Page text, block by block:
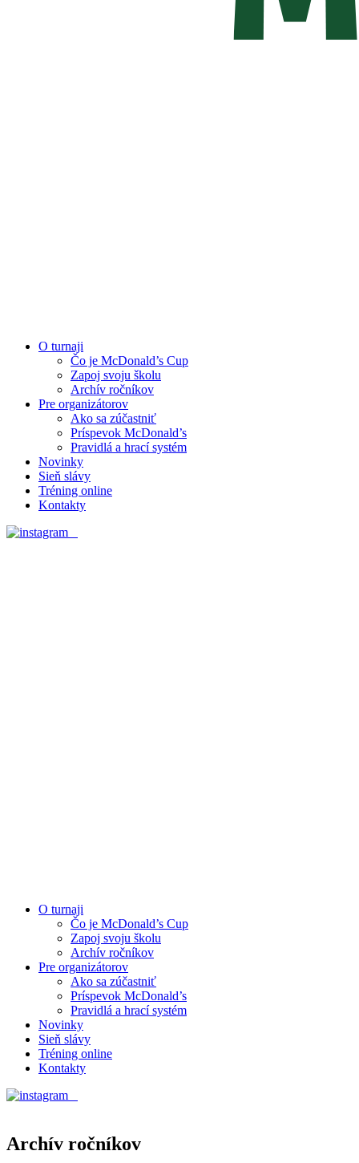
O turnaji
Čo je McDonald’s Cup
Zapoj svoju školu
Archív ročníkov
Pre organizátorov
Ako sa zúčastniť
Príspevok McDonald’s
Pravidlá a hrací systém
Novinky
Sieň slávy
Tréning online
Kontakty
O turnaji
Čo je McDonald’s Cup
Zapoj svoju školu
Archív ročníkov
Pre organizátorov
Ako sa zúčastniť
Príspevok McDonald’s
Pravidlá a hrací systém
Novinky
Sieň slávy
Tréning online
Kontakty
Archív ročníkov